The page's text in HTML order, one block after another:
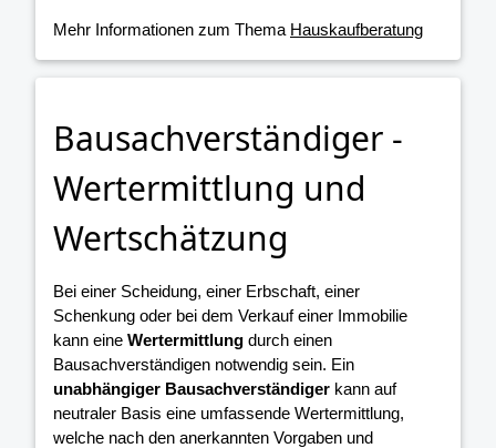
Mehr Informationen zum Thema Hauskaufberatung
Bausachverständiger -
Wertermittlung und
Wertschätzung
Bei einer Scheidung, einer Erbschaft, einer
Schenkung oder bei dem Verkauf einer Immobilie
kann eine Wertermittlung durch einen
Bausachverständigen notwendig sein. Ein
unabhängiger Bausachverständiger kann auf
neutraler Basis eine umfassende Wertermittlung,
welche nach den anerkannten Vorgaben und